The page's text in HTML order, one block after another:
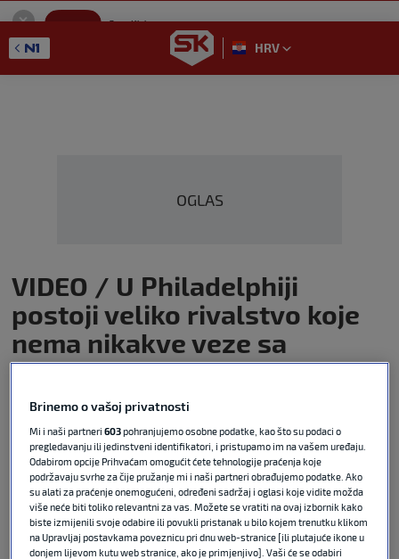
SportKlub
GET - On the Google Play
HRV
OGLAS
VIDEO / U Philadelphiji
postoji veliko rivalstvo koje
nema nikakve veze sa
sportom, evo o čemu se radi
FIFA WORLD CUP Autor: Sport Klub
komentara
Podijeli :
Brinemo o vašoj privatnosti
Mi i naši partneri603pohranjujemo osobne podatke, kao što su podaci o
pregledavanju ili jedinstveni identifikatori, i pristupamo im na vašem uređaju.
Odabirom opcije Prihvaćam omogućit ćete tehnologije praćenja koje
podržavaju svrhe za čije pružanje mi i naši partneri obrađujemo podatke. Ako
su alati za praćenje onemogućeni, određeni sadržaj i oglasi koje vidite možda
više neće biti toliko relevantni za vas. Možete se vratiti na ovaj izbornik kako
biste izmijenili svoje odabire ili povukli pristanak u bilo kojem trenutku klikom
na Upravljaj postavkama poveznicu pri dnu web-stranice [ili plutajuće ikone u
donjem lijevom kutu web stranice, ako je primjenjivo]. Vaši će se odabiri